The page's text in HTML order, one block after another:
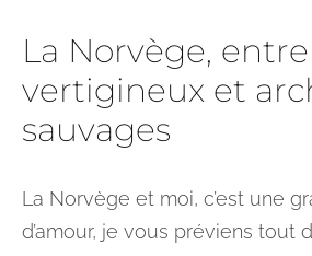
La Norvège,
vertigineux et
sauvages
La Norvège et moi, c’est une
d’amour, je vous préviens tout